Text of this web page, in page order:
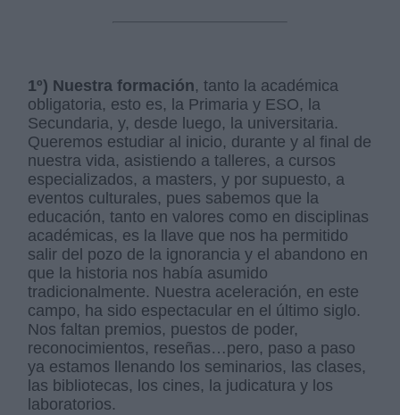
1º) Nuestra formación, tanto la académica
obligatoria, esto es, la Primaria y ESO, la
Secundaria, y, desde luego, la universitaria.
Queremos estudiar al inicio, durante y al final de
nuestra vida, asistiendo a talleres, a cursos
especializados, a masters, y por supuesto, a
eventos culturales, pues sabemos que la
educación, tanto en valores como en disciplinas
académicas, es la llave que nos ha permitido
salir del pozo de la ignorancia y el abandono en
que la historia nos había asumido
tradicionalmente. Nuestra aceleración, en este
campo, ha sido espectacular en el último siglo.
Nos faltan premios, puestos de poder,
reconocimientos, reseñas…pero, paso a paso
ya estamos llenando los seminarios, las clases,
las bibliotecas, los cines, la judicatura y los
laboratorios.